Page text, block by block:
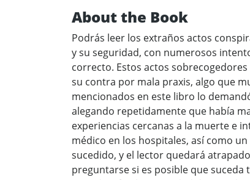
About the Book
Podrás leer los extraños actos
y su seguridad, con numerosos
correcto. Estos actos
su contra por mala praxis, algo que
mencionados en este libro lo
alegando repetidamente que había
experiencias cercanas a la muerte e
médico en los hospitales, así como
sucedido, y el lector quedará
preguntarse si es posible que